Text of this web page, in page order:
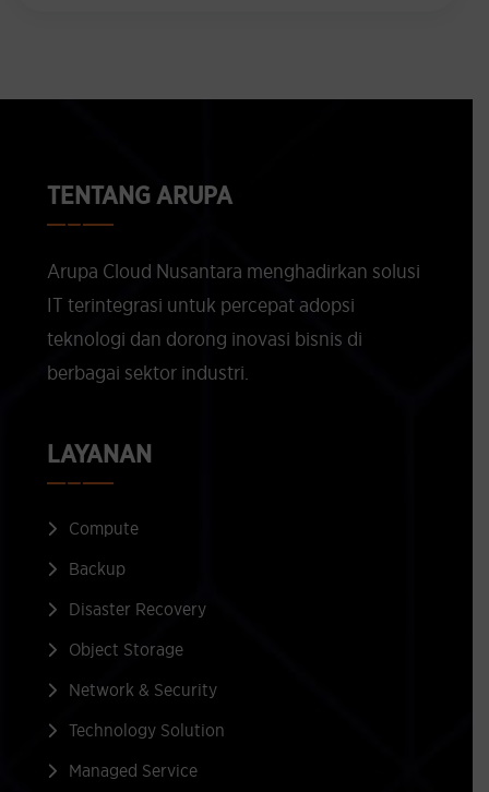
TENTANG ARUPA
Arupa Cloud Nusantara menghadirkan solusi
IT terintegrasi untuk percepat adopsi
teknologi dan dorong inovasi bisnis di
berbagai sektor industri.
LAYANAN
Compute
Backup
Disaster Recovery
Object Storage
Network & Security
Technology Solution
Managed Service